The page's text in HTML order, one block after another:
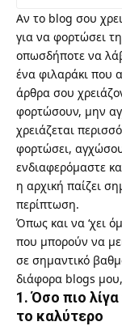
Αν το blog σου
για να φορτώσει
οπωσδήποτε να
ένα φιλαράκι που
άρθρα σου
φορτώσουν, μην
χρειάζεται
φορτώσει,
ενδιαφερόμαστε
η αρχική παίζει
περίπτωση.
Όπως και να ‘χει
που μπορούν να
σε σημαντικό
διάφορα blogs
1. Όσο πιο
το καλύτερο